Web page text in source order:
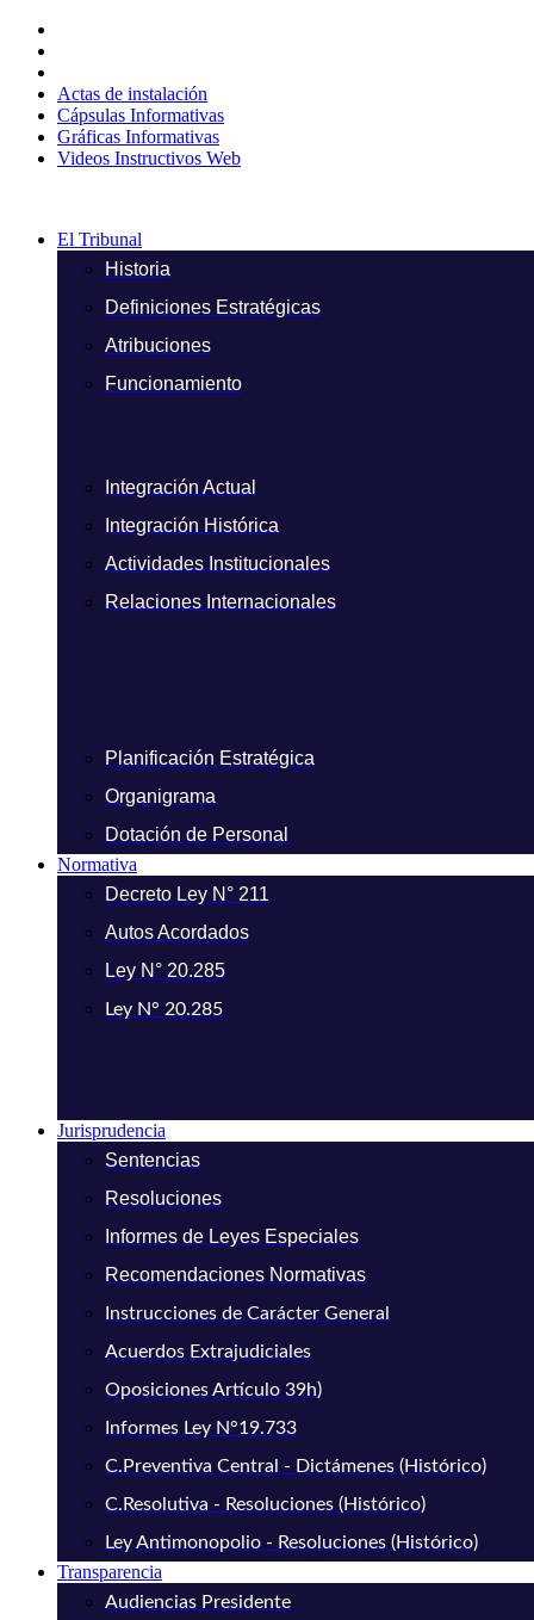
contenido
Actas de instalación
Cápsulas Informativas
Gráficas Informativas
Videos Instructivos Web
El Tribunal
Historia
Definiciones Estratégicas
Atribuciones
Funcionamiento
Integración Actual
Integración Histórica
Actividades Institucionales
Relaciones Internacionales
Planificación Estratégica
Organigrama
Dotación de Personal
Normativa
Decreto Ley N° 211
Autos Acordados
Ley N° 20.285
Ley N° 20.285
Jurisprudencia
Sentencias
Resoluciones
Informes de Leyes Especiales
Recomendaciones Normativas
Instrucciones de Carácter General
Acuerdos Extrajudiciales
Oposiciones Artículo 39h)
Informes Ley N°19.733
C.Preventiva Central - Dictámenes (Histórico)
C.Resolutiva - Resoluciones (Histórico)
Ley Antimonopolio - Resoluciones (Histórico)
Transparencia
Audiencias Presidente